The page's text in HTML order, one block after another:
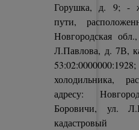
Горушка, д. 9; -
пути,
Новгородская
Л.Павлова, д. 7В,
холодильника,
адресу:
Боровичи, ул.